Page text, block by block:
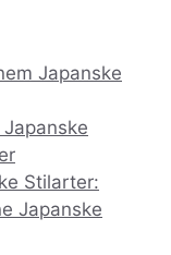
Japanske
Stilarter:
Japanske